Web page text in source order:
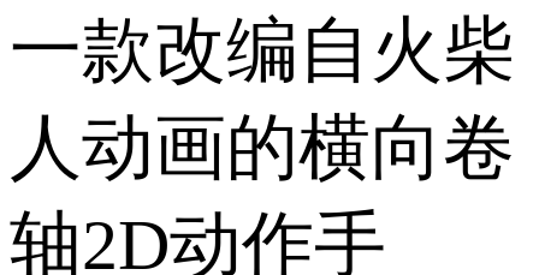
一款改编自火柴
人动画的横向卷
轴2D动作手